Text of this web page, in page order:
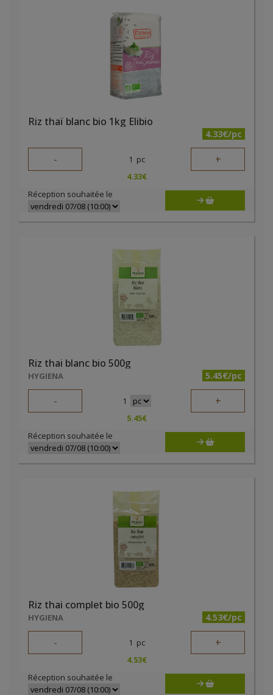
Riz thaï blanc bio 1kg Elibio
4.33€/pc
- 1 pc +
4.33€
Réception souhaitée le
Riz thai blanc bio 500g
HYGIENA 5.45€/pc
- 1 +
5.45€
Réception souhaitée le
Riz thai complet bio 500g
HYGIENA 4.53€/pc
- 1 pc +
4.53€
Réception souhaitée le